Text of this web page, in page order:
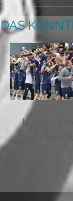
DAS
Herren
zum